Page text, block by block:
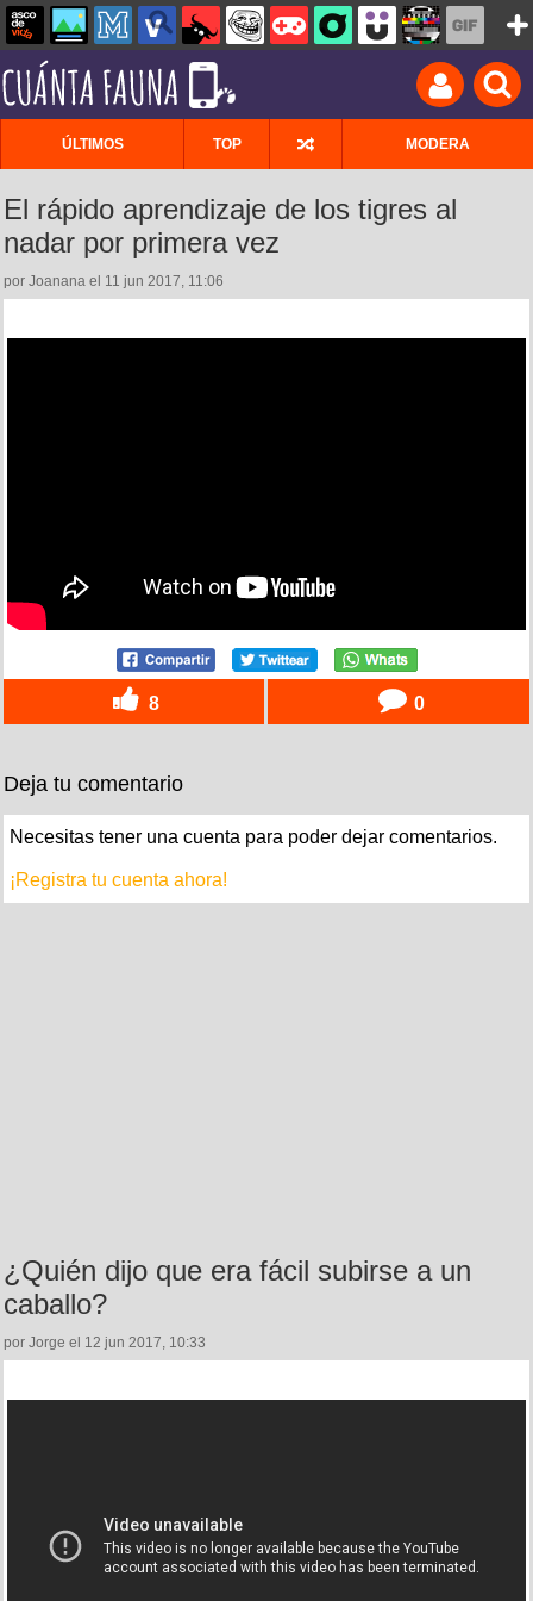
ÚLTIMOS TOP MODERA
El rápido aprendizaje de los tigres al
nadar por primera vez
por Joanana el 11 jun 2017, 11:06
8 0
Deja tu comentario
Necesitas tener una cuenta para poder dejar comentarios.
¡Registra tu cuenta ahora!
¿Quién dijo que era fácil subirse a un
caballo?
por Jorge el 12 jun 2017, 10:33